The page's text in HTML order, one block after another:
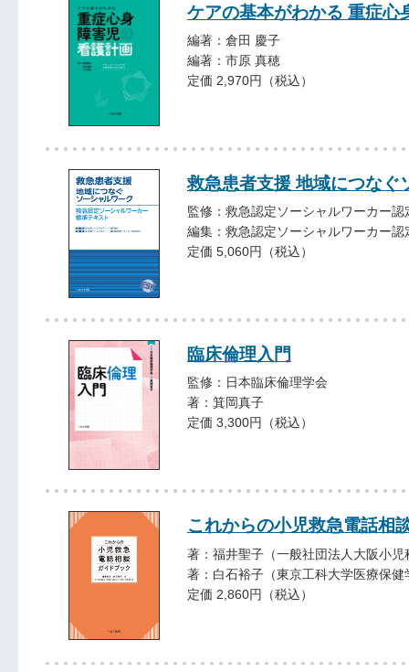
ケアの基本がわかる 重症心
編著：倉田 慶子
編著：市原 真穂
定価 2,970円（税込）
救急患者支援 地域につなぐ
監修：救急認定ソーシャルワーカー認
編集：救急認定ソーシャルワーカー
定価 5,060円（税込）
臨床倫理入門
監修：日本臨床倫理学会
著：箕岡真子
定価 3,300円（税込）
これからの小児救急電話相
著：福井聖子（一般社団法人大阪小児
著：白石裕子（東京工科大学医療保
定価 2,860円（税込）